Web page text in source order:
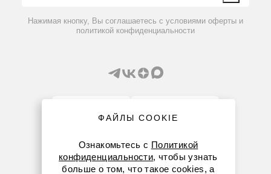
Нажимая кнопку, Вы соглашаетесь с условиями оферты и
политикой конфиденциальности
8 (800) 234-05-08
+7 (912) 658-76-06
ФАЙЛЫ COOKIE
Ознакомьтесь с Политикой
конфиденциальности, чтобы узнать
больше о том, что такое cookies, а